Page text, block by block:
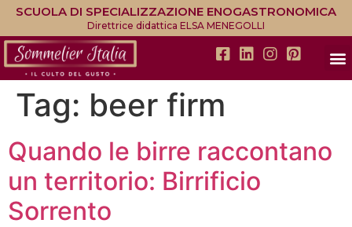
SCUOLA DI SPECIALIZZAZIONE ENOGASTRONOMICA
Direttrice didattica ELSA MENEGOLLI
Tag: beer firm
Quando le birre raccontano
un territorio: Birrificio
Sorrento